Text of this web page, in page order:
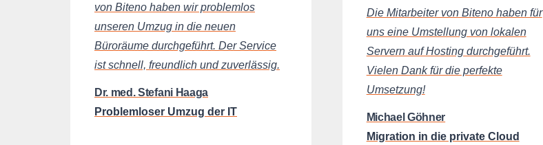
von Biteno haben wir problemlos
unseren Umzug in die neuen
Büroräume durchgeführt. Der Service
ist schnell, freundlich und zuverlässig.
Dr. med. Stefani Haaga
Problemloser Umzug der IT
Die Mitarbeiter von Biteno haben für
uns eine Umstellung von lokalen
Servern auf Hosting durchgeführt.
Vielen Dank für die perfekte
Umsetzung!
Michael Göhner
Migration in die private Cloud